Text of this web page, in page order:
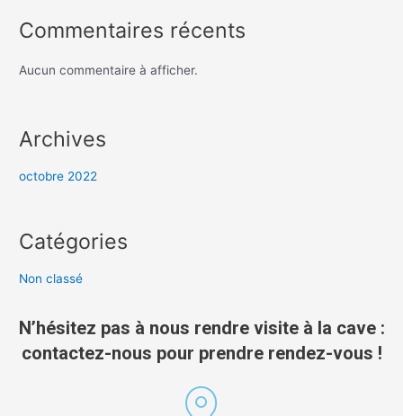
Commentaires récents
Aucun commentaire à afficher.
Archives
octobre 2022
Catégories
Non classé
N’hésitez pas à nous rendre visite à la cave :
contactez-nous pour prendre rendez-vous !